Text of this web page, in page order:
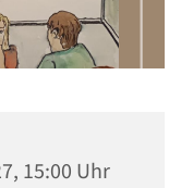
15:00 Uhr